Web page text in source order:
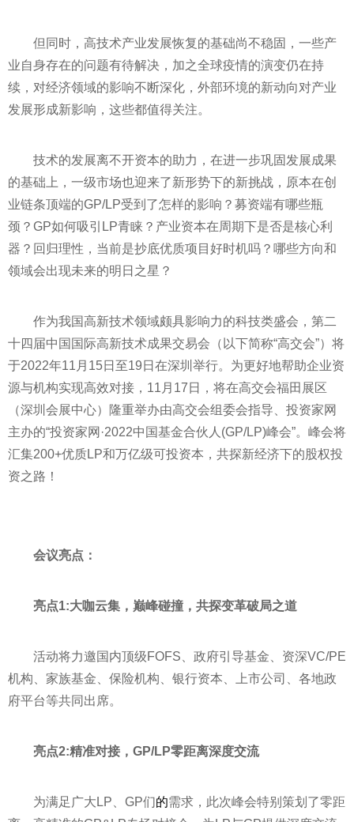
但同时，高技术产业发展恢复的基础尚不稳固，一些产
业自身存在的问题有待解决，加之全球疫情的演变仍在持
续，对经济领域的影响不断深化，外部环境的新动向对产业
发展形成新影响，这些都值得关注。
技术的发展离不开资本的助力，在进一步巩固发展成果
的基础上，一级市场也迎来了新形势下的新挑战，原本在创
业链条顶端的GP/LP受到了怎样的影响？募资端有哪些瓶
颈？GP如何吸引LP青睐？产业资本在周期下是否是核心利
器？回归理性 ，当前是抄底优质项目好时机吗？哪些方向和
领域会出现未来的明日之星？
作为我国高新技术领域颇具影响力的科技类盛会，第二
十四届中国国际高新技术成果交易会（以下简称“高交会”）将
于2022年11月15日至19日在深圳举行。为更好地帮助企业资
源与机构实现高效对接，11月17日，将在高交会福田展区
（深圳会展中心）隆重举办由高交会组委会指导、 投资家网
主办的“投资家网·2022中国基金合伙人(GP/LP)峰会”。峰会将
汇集200+优质LP和万亿级可投资本，共探新经济下的股权投
资之路！
会议亮点：
亮点1:大咖云集，巅峰碰撞，共探变革破局之道
活动将力邀国内顶级FOFS、政府引导基金 、资深VC/PE
机构、家族基金 、保险机构、银行资本、上市公司、各地政
府平台等共同出席。
亮点2:精准对接，GP/LP零距离深度交流
为满足广大LP、GP们的需求，此次峰会特别策划了零距